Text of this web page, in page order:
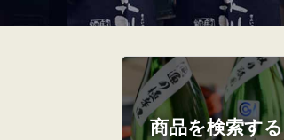
商品を検索する